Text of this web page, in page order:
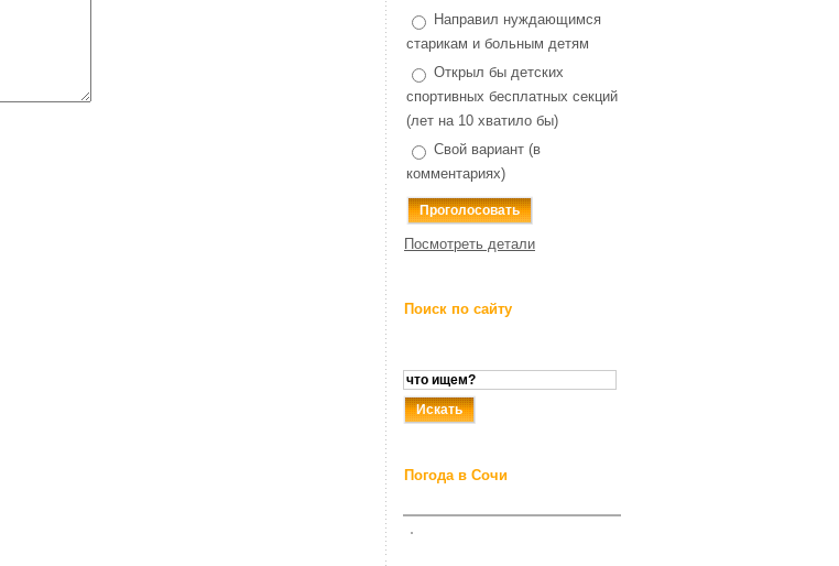
Направил нуждающимся
старикам и больным детям
Открыл бы детских
спортивных бесплатных секций
(лет на 10 хватило бы)
Свой вариант (в
комментариях)
Посмотреть детали
Поиск по сайту
Погода в Сочи